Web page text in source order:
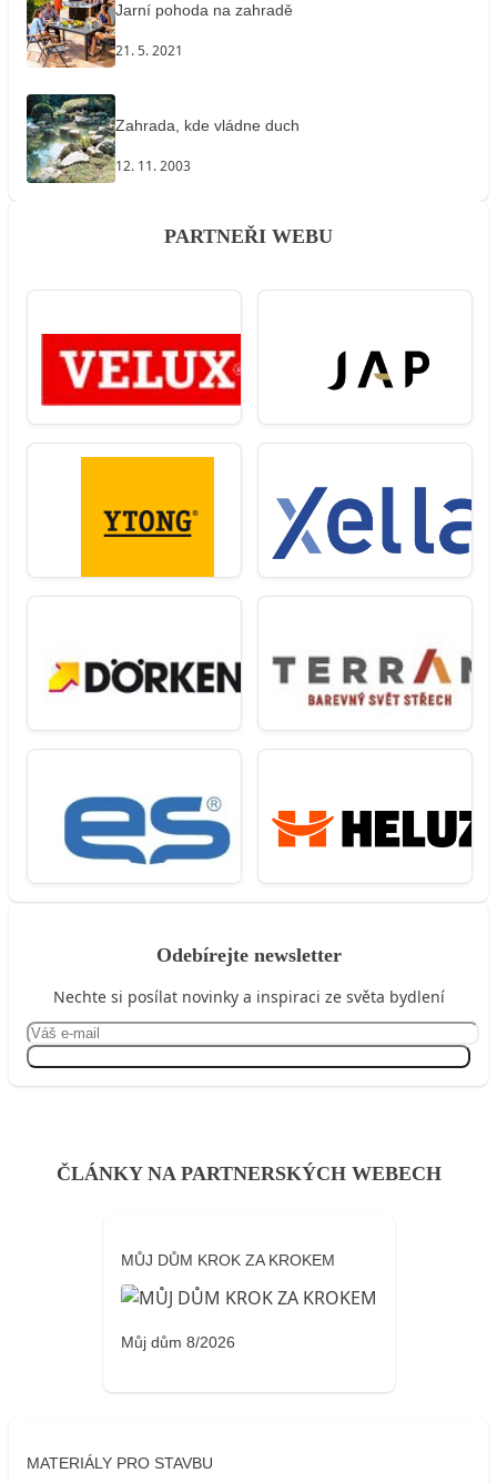
Jarní pohoda na zahradě
21. 5. 2021
Zahrada, kde vládne duch
12. 11. 2003
PARTNEŘI WEBU
Odebírejte newsletter
Nechte si posílat novinky a inspiraci ze světa bydlení
ČLÁNKY NA PARTNERSKÝCH WEBECH
MŮJ DŮM KROK ZA KROKEM
Můj dům 8/2026
MATERIÁLY PRO STAVBU